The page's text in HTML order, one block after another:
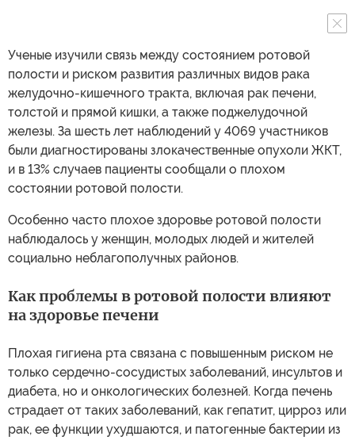
Ученые изучили связь между состоянием ротовой
полости и риском развития различных видов рака
желудочно-кишечного тракта, включая рак печени,
толстой и прямой кишки, а также поджелудочной
железы. За шесть лет наблюдений у 4069 участников
были диагностированы злокачественные опухоли ЖКТ,
и в 13% случаев пациенты сообщали о плохом
состоянии ротовой полости.
Особенно часто плохое здоровье ротовой полости
наблюдалось у женщин, молодых людей и жителей
социально неблагополучных районов.
Как проблемы в ротовой полости влияют
на здоровье печени
Плохая гигиена рта связана с повышенным риском не
только сердечно-сосудистых заболеваний, инсультов и
диабета, но и онкологических болезней. Когда печень
страдает от таких заболеваний, как гепатит, цирроз или
рак, ее функции ухудшаются, и патогенные бактерии из